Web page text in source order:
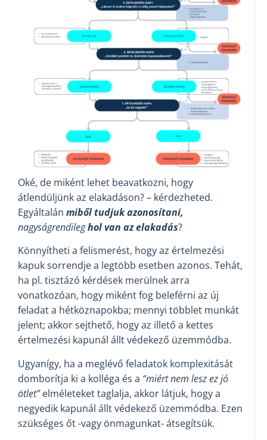
Oké, de miként lehet beavatkozni, hogy
átlendüljünk az elakadáson? – kérdezheted.
Egyáltalán miből tudjuk azonosítani,
nagyságrendileghol van az elakadás?
Könnyítheti a felismerést, hogy az értelmezési
kapuk sorrendje a legtöbb esetben azonos. Tehát,
ha pl. tisztázó kérdések merülnek arra
vonatkozóan, hogy miként fog beleférni az új
feladat a hétköznapokba; mennyi többlet munkát
jelent; akkor sejthető, hogy az illető a kettes
értelmezési kapunál állt védekező üzemmódba.
Ugyanígy, ha a meglévő feladatok komplexitását
domborítja ki a kolléga és a “miért nem lesz ez jó
ötlet”elméleteket taglalja, akkor látjuk, hogy a
negyedik kapunál állt védekező üzemmódba. Ezen
szükséges őt -vagy önmagunkat- átsegítsük.